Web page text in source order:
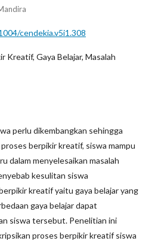
cendekia.v5i1.308
Kreatif, Gaya Belajar, Masalah
perlu dikembangkan sehingga
berpikir kreatif, siswa mampu
dalam menyelesaikan masalah
kesulitan siswa
kreatif yaitu gaya belajar yang
gaya belajar dapat
siswa tersebut. Penelitian ini
proses berpikir kreatif siswa